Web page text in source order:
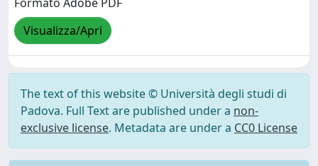
Visualizza/Apri
The text of this website © Università degli studi di
Padova. Full Text are published under a non-
exclusive license. Metadata are under a CC0 License